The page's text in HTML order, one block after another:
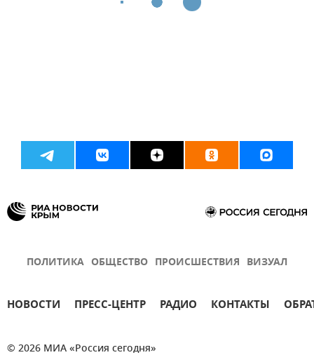
ПОЛИТИКА ОБЩЕСТВО ПРОИСШЕСТВИЯ ВИЗУАЛ
НОВОСТИ ПРЕСС-ЦЕНТР РАДИО КОНТАКТЫ
© 2026 МИА «Россия сегодня»